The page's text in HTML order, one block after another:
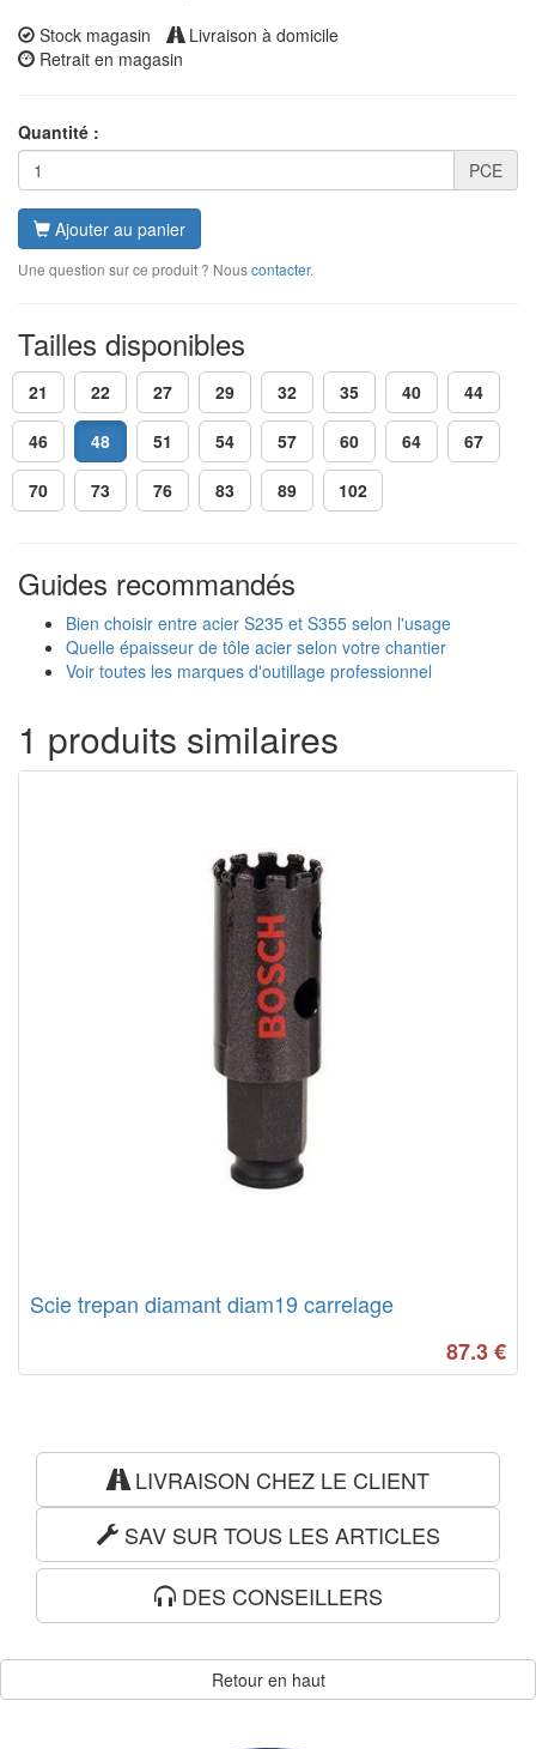
Stock magasin
Livraison à domicile
Retrait en magasin
Quantité :
PCE
Ajouter au panier
Une question sur ce produit ? Nouscontacter.
Tailles disponibles
21 22 27 29 32 35 40 44
46 48 51 54 57 60 64 67
70 73 76 83 89 102
Guides recommandés
Bien choisir entre acier S235 et S355 selon l'usage
Quelle épaisseur de tôle acier selon votre chantier
Voir toutes les marques d'outillage professionnel
1 produits similaires
Scie trepan diamant diam19 carrelage
87.3€
LIVRAISON CHEZ LE CLIENT
SAV SUR TOUS LES ARTICLES
DES CONSEILLERS
Retour en haut